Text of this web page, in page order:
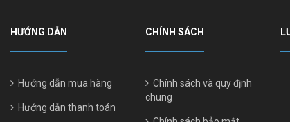
HƯỚNG DẪN
Hướng dẫn mua hàng
Hướng dẫn thanh toán
CHÍNH SÁCH
Chính sách và quy định
chung